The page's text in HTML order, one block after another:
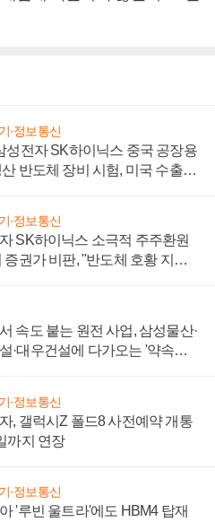
·정보통신
성전자 SK하이닉스 중국 공장용
반도체 장비 시험, 미국 수출통
·정보통신
SK하이닉스 소극적 주주환원
증권가 비판, "반도체 호황 지속
속도 붙는 원전 사업, 삼성물산·
·대우건설에 다가오는 '약속의
·정보통신
, 갤럭시Z 폴드8 사전예약 개통
까지 연장
·정보통신
'루빈 울트라'에도 HBM4 탑재